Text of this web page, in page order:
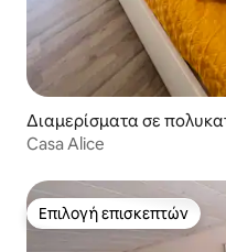
Διαμερίσματα σε
assino Visconti
Casa Alice
Επιλογή επισκεπτών
Επιλογή επισκεπτών